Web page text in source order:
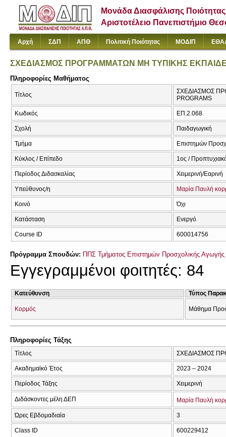
Μονάδα Διασφάλισης Ποιότητας
Αριστοτέλειο Πανεπιστήμιο
Αρχή ΣΔΠ ΑΠΘ Πολιτική Ποιότητας ΜΟΔΙΠ
ΣΧΕΔΙΑΣΜΟΣ ΠΡΟΓΡΑΜΜΑΤΩΝ ΜΗ ΤΥΠΙΚΗΣ
Πληροφορίες Μαθήματος
Τίτλος
ΣΧΕΔΙΑΣΜΟΣ
PROGRAMS
Κωδικός ΕΠ.2.068
Σχολή Παιδαγωγική
Τμήμα Επιστημών
Κύκλος / Επίπεδο 1ος /
Περίοδος Διδασκαλίας Χειμερινή/Εαρινή
Υπεύθυνος/η Μαρία Παυλή
Κοινό Όχι
Κατάσταση Ενεργό
Course ID 600014756
Πρόγραμμα Σπουδών: ΠΠΣ Τμήματος Επιστημών Προσχολικής Αγωγής
Εγγεγραμμένοι φοιτητές: 84
Κατεύθυνση Τύπος
Κορμός Μάθημα
Πληροφορίες Τάξης
Τίτλος ΣΧΕΔΙΑΣΜΟΣ
Ακαδημαϊκό Έτος 2023 – 2024
Περίοδος Τάξης Χειμερινή
Διδάσκοντες μέλη ΔΕΠ Μαρία Παυλή
Ώρες Εβδομαδιαία 3
Class ID 600229412